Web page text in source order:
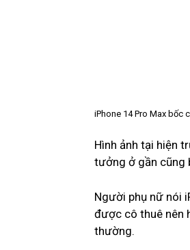
iPhone 14 Pro Max bốc
Hình ảnh tại hiện
tưởng ở gần cũng
Người phụ nữ nói
được cô thuê nên
thường.